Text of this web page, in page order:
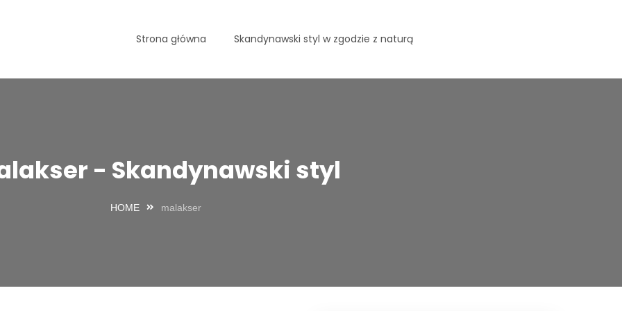
Strona główna Skandynawski styl w zgodzie z naturą
- Skandynawski styl
HOME malakser